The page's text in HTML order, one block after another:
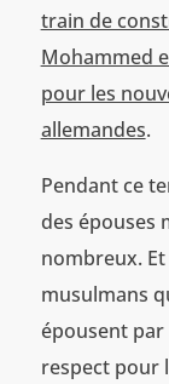
train de
Mohammed
pour les
allemandes.
Pendant ce
des épouses
nombreux.
musulmans
épousent par
respect pour